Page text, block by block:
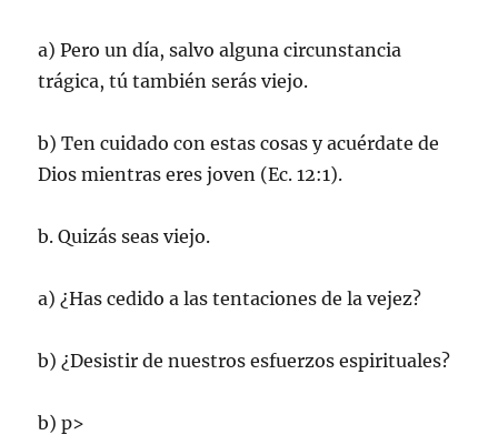
a) Pero un día, salvo alguna circunstancia
trágica, tú también serás viejo.
b) Ten cuidado con estas cosas y acuérdate de
Dios mientras eres joven (Ec. 12:1).
b. Quizás seas viejo.
a) ¿Has cedido a las tentaciones de la vejez?
b) ¿Desistir de nuestros esfuerzos espirituales?
b) p>